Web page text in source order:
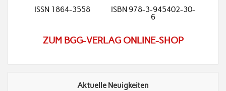
ISSN 1864-3558
ISBN 978-3-945402-30-
6
ZUM BGG-VERLAG ONLINE-SHOP
Aktuelle Neuigkeiten